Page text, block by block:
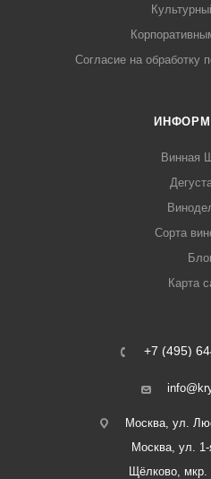
Согласие на обработку
Винная
Сорта
Карта
+7 (495)
Москва, ул.
Москва, ул.
Щёлково,